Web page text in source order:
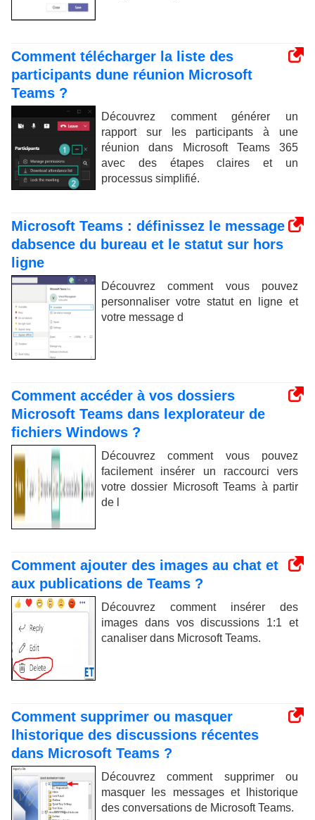
Comment télécharger la liste des
participants dune réunion Microsoft
Teams ?
Découvrez comment générer un
rapport sur les participants à une
réunion dans Microsoft Teams 365
avec des étapes claires et un
processus simplifié.
Microsoft Teams : définissez le message
dabsence du bureau et le statut sur hors
ligne
Découvrez comment vous pouvez
personnaliser votre statut en ligne et
votre message d
Comment accéder à vos dossiers
Microsoft Teams dans lexplorateur de
fichiers Windows ?
Découvrez comment vous pouvez
facilement insérer un raccourci vers
votre dossier Microsoft Teams à partir
de l
Comment ajouter des images au chat et
aux publications de Teams ?
Découvrez comment insérer des
images dans vos discussions 1:1 et
canaliser dans Microsoft Teams.
Comment supprimer ou masquer
lhistorique des discussions récentes
dans Microsoft Teams ?
Découvrez comment supprimer ou
masquer les messages et lhistorique
des conversations de Microsoft Teams.